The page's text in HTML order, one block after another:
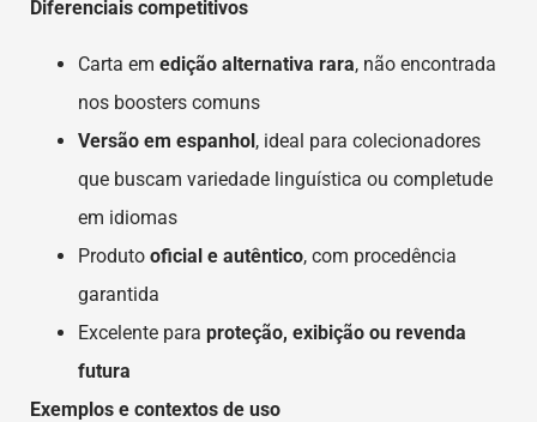
Diferenciais competitivos
Carta em edição alternativa rara, não encontrada
nos boosters comuns
Versão em espanhol, ideal para colecionadores
que buscam variedade linguística ou completude
em idiomas
Produto oficial e autêntico, com procedência
garantida
Excelente para proteção, exibição ou revenda
futura
Exemplos e contextos de uso